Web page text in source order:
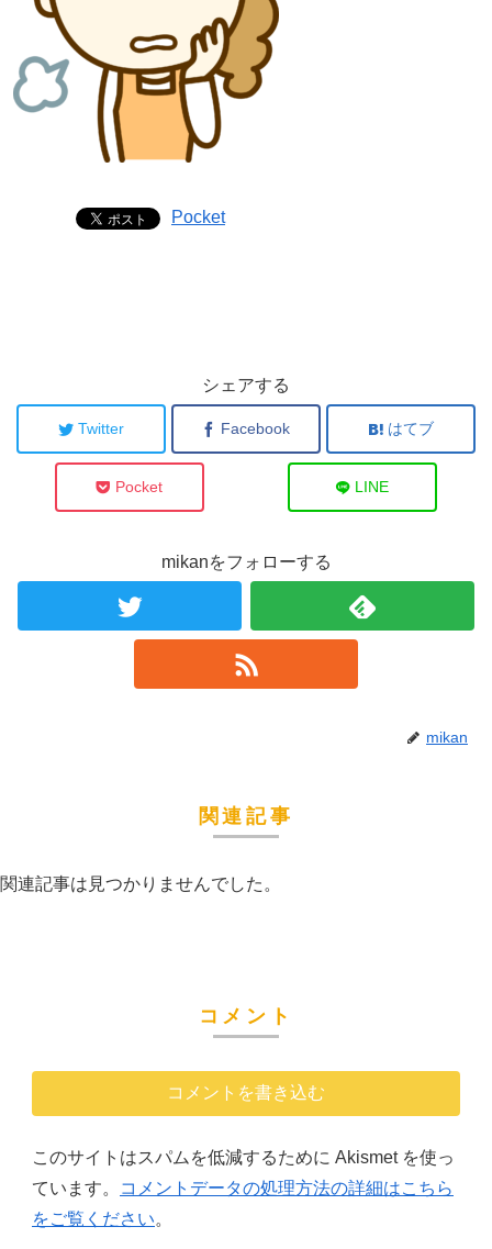
Pocket
シェアする
Twitter Facebook はてブ
Pocket LINE
mikanをフォローする
mikan
関連記事
関連記事は見つかりませんでした。
コメント
コメントを書き込む
このサイトはスパムを低減するために Akismet を使っ
ています。
コメントデータの処理方法の詳細はこちら
をご覧ください。